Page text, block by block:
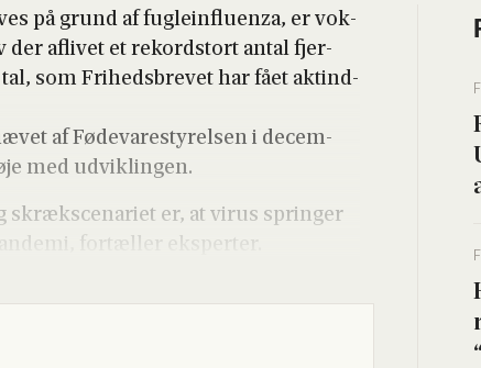
på grund af fug­le­in­flu­en­za, er vok­
der afli­vet et rekord­s­tort antal fjer­
som Fri­heds­bre­vet har fået aktind­
af Føde­va­re­sty­rel­sen i decem­
med udvik­lin­gen.
skræks­ce­na­ri­et er, at virus sprin­ger